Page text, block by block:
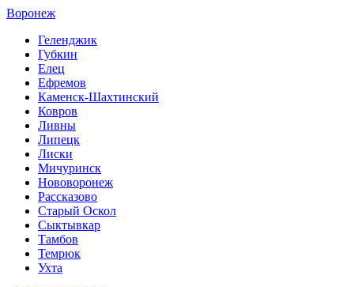
Воронеж
Геленджик
Губкин
Елец
Ефремов
Каменск-Шахтинский
Ковров
Ливны
Липецк
Лиски
Мичуринск
Нововоронеж
Рассказово
Старый Оскол
Сыктывкар
Тамбов
Темрюк
Ухта